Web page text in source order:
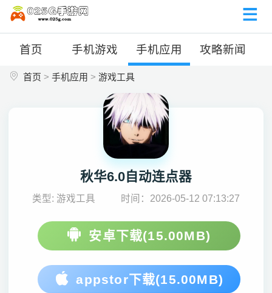
首页 手机游戏 手机应用 攻略新闻
首页 > 手机应用 > 游戏工具
秋华6.0自动连点器
类型: 游戏工具 时间：2026-05-12 07:13:27
安卓下载(15.00MB)
appstor下载(15.00MB)